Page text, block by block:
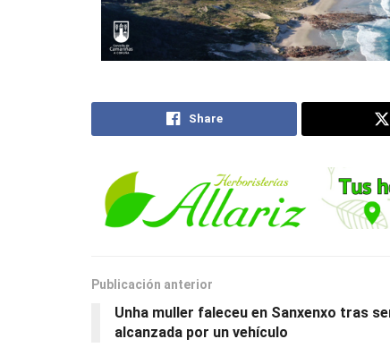
Share
Publicación anterior
Unha muller faleceu en Sanxenxo tras
alcanzada por un vehículo